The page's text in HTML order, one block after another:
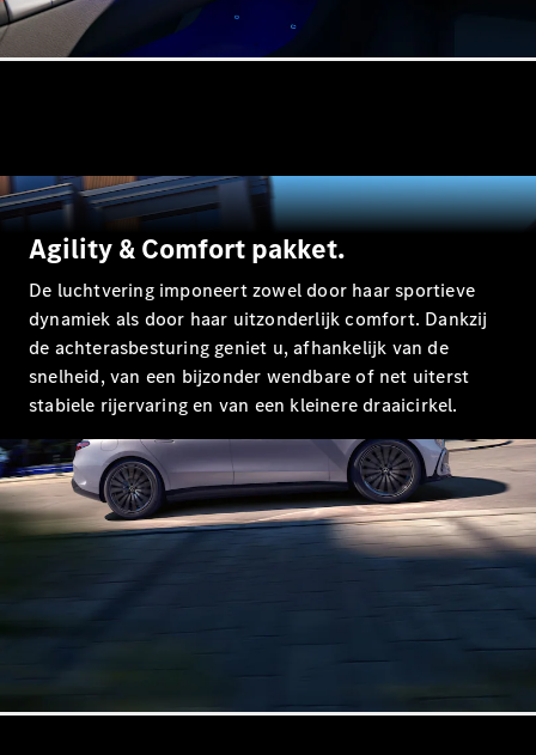
Mercedes-
AMG GT
Coupé
Mercedes-
AMG GT
4-Deurs
Coupé
NieuwElektrisch
Configurator
Mercedes-
Benz Store
Cabrio
AMG SL
Agility & Comfort pakket.
De luchtvering imponeert zowel door haar sportieve
dynamiek als door haar uitzonderlijk comfort. Dankzij
de achterasbesturing geniet u, afhankelijk van de
snelheid, van een bijzonder wendbare of net uiterst
stabiele rijervaring en van een kleinere draaicirkel.